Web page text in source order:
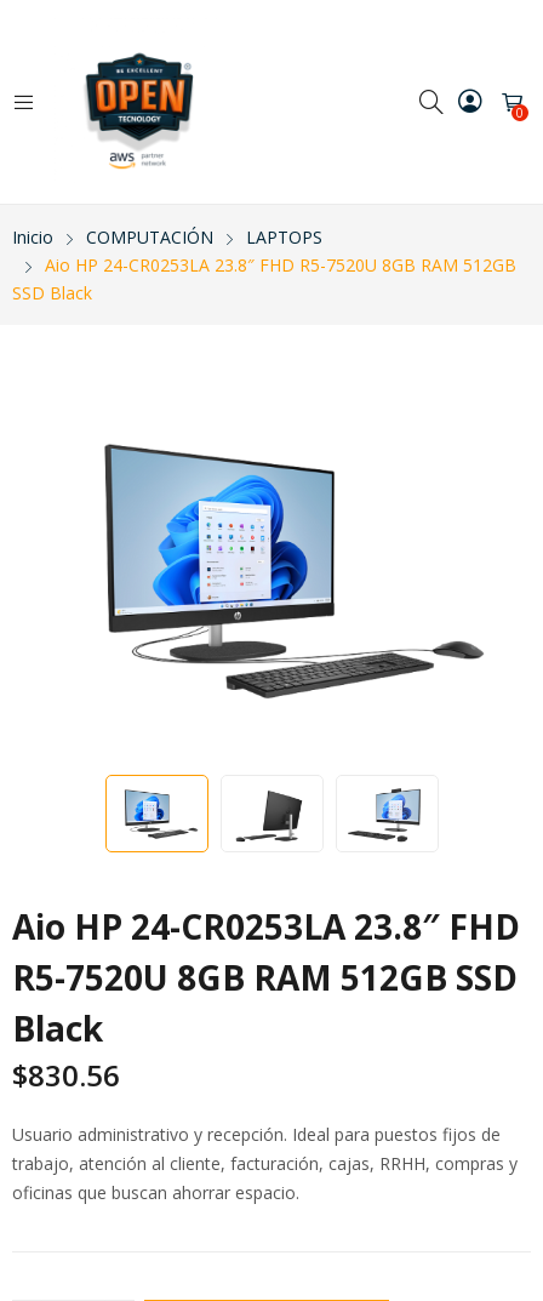
0
Inicio COMPUTACIÓN
LAPTOPS
Aio HP 24-CR0253LA 23.8″ FHD R5-7520U 8GB RAM 512GB
SSD Black
Aio HP 24-CR0253LA 23.8″ FHD
R5-7520U 8GB RAM 512GB SSD
Black
$830.56
Usuario administrativo y recepción. Ideal para puestos fijos de
trabajo, atención al cliente, facturación, cajas, RRHH, compras y
oficinas que buscan ahorrar espacio.